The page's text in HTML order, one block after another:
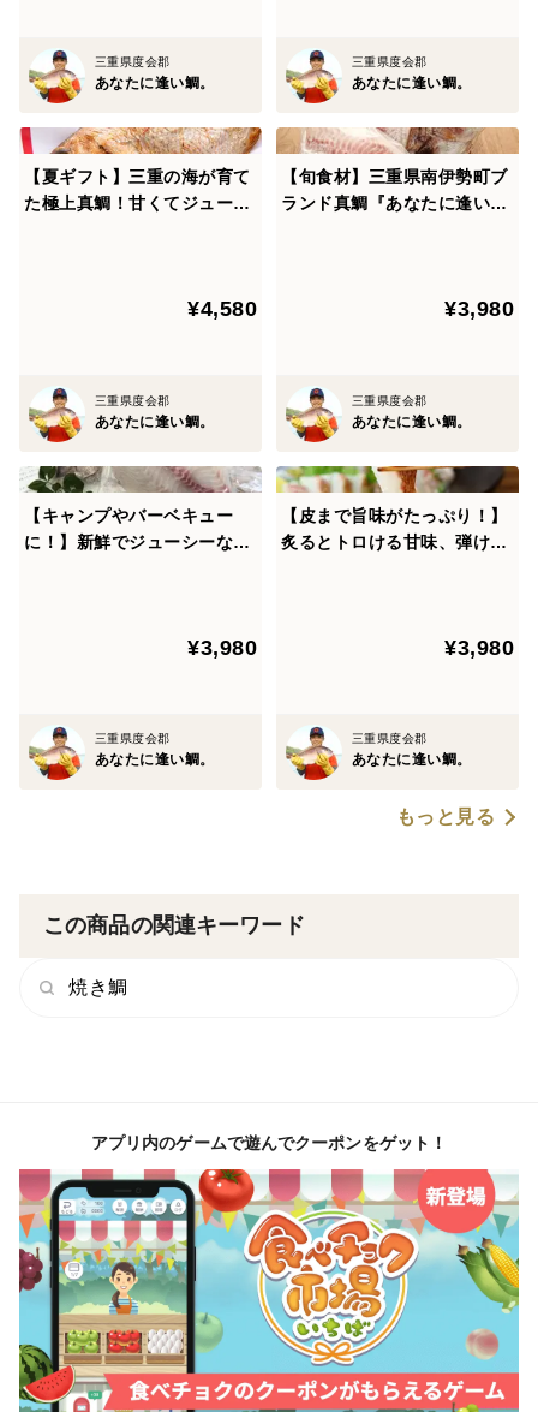
＜こだわりの薄飼い＞
わたしたちは、ひとつの網で育てる匹数を抑える“薄飼
い”によって、どの鯛にもまんべんなく餌が行きわたる
環境を保ちつづけています。 また１日３回、餌の食べ
具合や体調のチェックを行っているため、一年中栄養状
＜バランスの取れたサイズ＞
す。（１〜1.2kgサイズを処理するため、お届け時は約
300〜400gとなります。）
三重県度会郡
あなたに逢い鯛。
三重県度会郡
あなたに逢い鯛。
【夏ギフト】三重の海が育て
た極上真鯛！甘くてジューシ
¥4,580
三重県度会郡
あなたに逢い鯛。
【旬食材】三重県南伊勢町ブ
ランド真鯛『あなたに逢い
¥3,980
三重県度会郡
あなたに逢い鯛。
【キャンプやバーベキュー
に！】新鮮でジューシーな鯛
¥3,980
三重県度会郡
あなたに逢い鯛。
【皮まで旨味がたっぷり！】
炙るとトロける甘味、弾ける
¥3,980
三重県度会郡
あなたに逢い鯛。
もっと見る
この商品の関連キーワード
焼き鯛
アプリ内のゲームで遊んでクーポンをゲット！